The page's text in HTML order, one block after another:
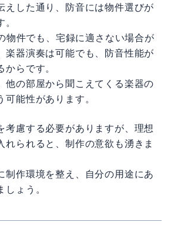
えした通り、防音には物件選びが
物件でも、宅録に適さない場合が
楽器演奏は可能でも、防音性能が
らです。
他の部屋から聞こえてくる楽器の
能性があります。
考慮する必要がありますが、理想
れられると、制作の意欲も湧きま
制作環境を整え、自分の用途にあ
ょう。